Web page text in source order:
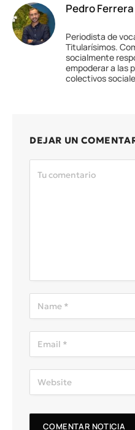
Pedro
Periodista de
Titularísimos.
socialmente
empoderar a las
colectivos
DEJAR UN